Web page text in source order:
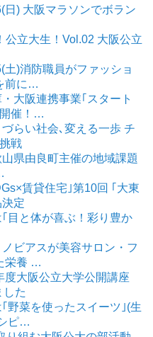
日) 大阪マラソンでボラン
公立大生！Vol.02 大阪公立
土)消防職員がファッショ
前に…
大阪連携事業｢スタート
催！…
らい社会､変える一歩 チ
戦
県由良町主催の地域課題
賃貸住宅｣第10回 ｢大東
定
目と体が喜ぶ！彩り豊か
ビアスが美容サロン・フ
栄養 …
度大阪公立大学公開講座
した
野菜を使ったスイーツ｣(生
ピ…